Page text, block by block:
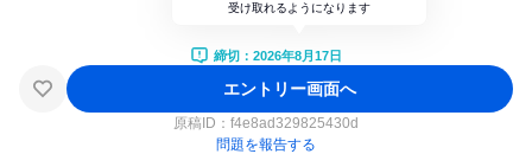
受け取れるようになります
締切：2026年8月17日
エントリー画面へ
原稿ID： f4e8ad329825430d
問題を報告する